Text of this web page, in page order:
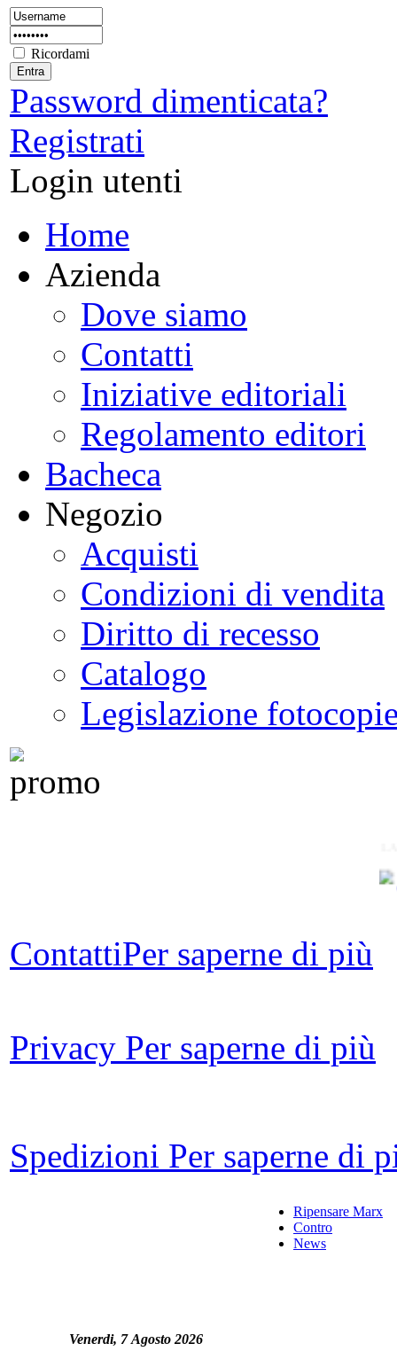
Ricordami
Password dimenticata?
Registrati
Login utenti
Home
Azienda
Dove siamo
Contatti
Iniziative editoriali
Regolamento editori
Bacheca
Negozio
Acquisti
Condizioni di vendita
Diritto di recesso
Catalogo
Legislazione
ContattiPer saperne di più
Privacy Per saperne di più
Spedizioni Per saperne di
Venerdi, 7 Agosto 2026
Ripensare Marx
Contro
News